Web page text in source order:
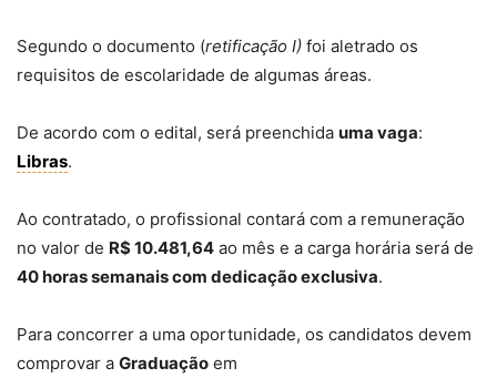
Segundo o documento (retificação I) foi aletrado os
requisitos de escolaridade de algumas áreas.
De acordo com o edital, será preenchida uma vaga:
Libras.
Ao contratado, o profissional contará com a remuneração
no valor de R$ 10.481,64 ao mês e a carga horária será de
40 horas semanais com dedicação exclusiva.
Para concorrer a uma oportunidade, os candidatos devem
comprovar a Graduação em